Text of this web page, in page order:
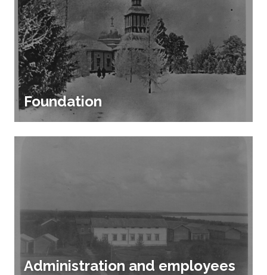
Foundation
Administration and employees